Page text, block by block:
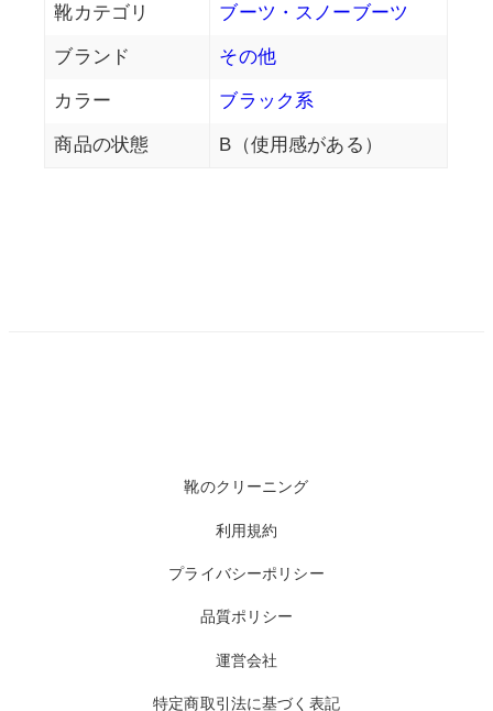
靴カテゴリ ブーツ・スノーブーツ
ブランド その他
カラー ブラック系
商品の状態 B（使用感がある）
靴のクリーニング
利用規約
プライバシーポリシー
品質ポリシー
運営会社
特定商取引法に基づく表記